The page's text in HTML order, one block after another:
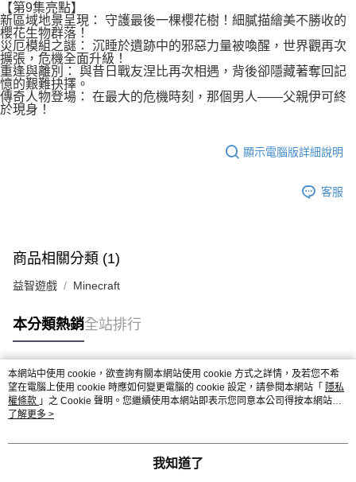
【第9集亮點】
新區域地景呈現： 守護最後一棵櫻花樹！細膩描繪美不勝收的
櫻花生物群落！
災厄模組之謎： 沉睡於遺跡中的邪惡力量被喚醒，世界觀再次
擴張，危機全面升級！
重逢與離別： 與昔日戰友涅比再次相遇，背後卻隱藏著奪回記
憶的艱難抉擇。
傳奇人物登場： 在最大的危機時刻，那個男人——父親伊可終
於現身！
顯示電腦版詳細說明
客服
商品相關分類 (1)
益智遊戲 Minecraft
本分類熱銷全站排行
熱門標籤
本網站中使用 cookie，欲查詢有關本網站使用 cookie 方式之詳情，及若您不希
望在電腦上使用 cookie 時應如何變更電腦的 cookie 設定，請參閱本網站「 隱私
權條款 」之 Cookie 聲明。您繼續使用本網站即表示您同意本公司得按本網站使
用條款之 Cookie 聲明使用 cookie。
了解更多 >
我知道了